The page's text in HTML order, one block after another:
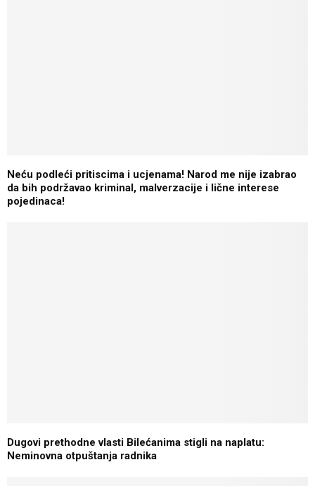
Neću podleći pritiscima i ucjenama! Narod me nije izabrao
da bih podržavao kriminal, malverzacije i lične interese
pojedinaca!
Dugovi prethodne vlasti Bilećanima stigli na naplatu:
Neminovna otpuštanja radnika